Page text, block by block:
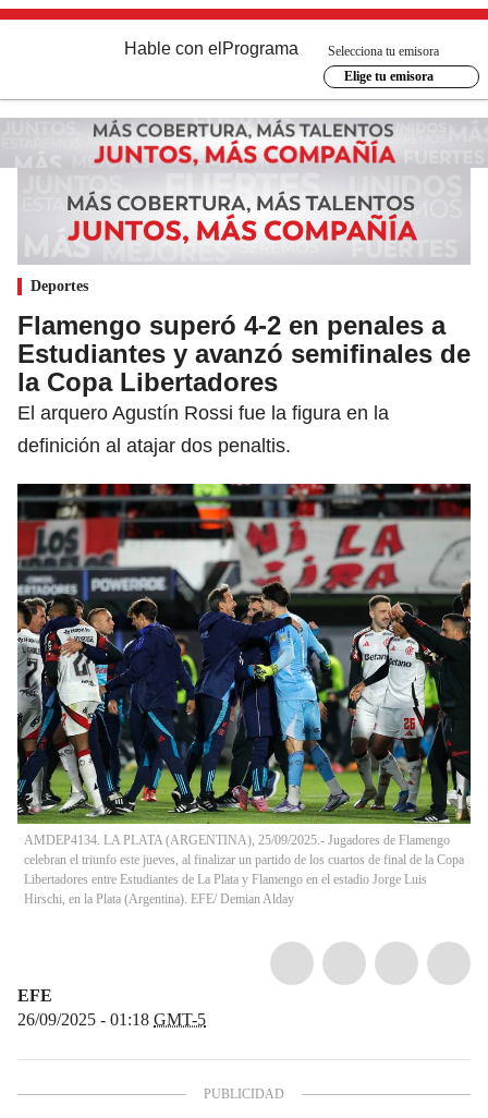
Hable con el Programa
Selecciona tu emisora
Elige tu emisora
Deportes
Flamengo superó 4-2 en penales a
Estudiantes y avanzó semifinales de
la Copa Libertadores
El arquero Agustín Rossi fue la figura en la
definición al atajar dos penaltis.
AMDEP4134. LA PLATA (ARGENTINA), 25/09/2025.- Jugadores de Flamengo
celebran el triunfo este jueves, al finalizar un partido de los cuartos de final de la Copa
Libertadores entre Estudiantes de La Plata y Flamengo en el estadio Jorge Luis
Hirschi, en la Plata (Argentina). EFE/ Demian Alday
EFE
26/09/2025 - 01:18 GMT-5